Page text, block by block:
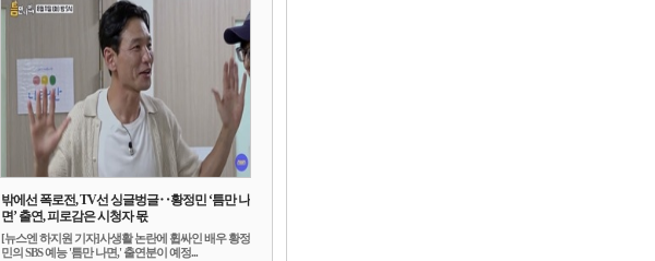
밖에선 폭로전, TV선 싱글벙글‥황정민 ‘틈만 나
면’ 출연, 피로감은 시청자 몫
[뉴스엔 하지원 기자]사생활 논란에 휩싸인 배우 황정
민의 SBS 예능 '틈만 나면,' 출연분이 예정...